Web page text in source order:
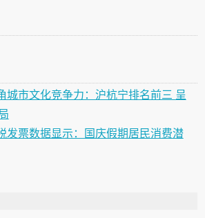
城市文化竞争力：沪杭宁排名前三 呈
发票数据显示：国庆假期居民消费潜